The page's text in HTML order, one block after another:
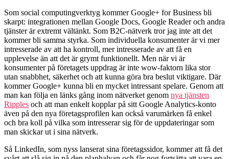
Som social computingverktyg kommer Google+ for Business bli
skarpt: integrationen mellan Google Docs, Google Reader och andra
tjänster är extremt vältänkt. Som B2C-nätverk tror jag inte att det
kommer bli samma styrka. Som individuella konsumenter är vi mer
intresserade av att ha kontroll, mer intresserade av att få en
upplevelse än att det är grymt funktionellt. Men när vi är
konsumenter på företagets uppdrag är inte wow-faktorn lika stor
utan snabbhet, säkerhet och att kunna göra bra beslut viktigare. Där
kommer Google+ kunna bli en mycket intressant spelare. Genom att
man kan följa en länks gång inom nätverket genom nya tjänsten
Ripples och att man enkelt kopplar på sitt Google Analytics-konto
även på den nya företagsprofilen kan också varumärken få enkel
och bra koll på vilka som intresserar sig för de uppdateringar som
man skickar ut i sina nätverk.
Så LinkedIn, som nyss lanserat sina företagssidor, kommer att få det